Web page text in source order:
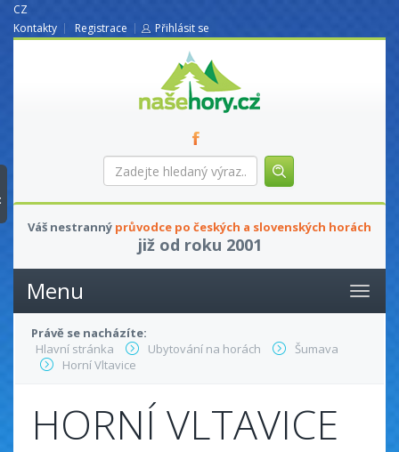
CZ
Kontakty
Registrace Přihlásit se
nasehory.cz
Zadejte
hledaný
Váš nestranný průvodce po českých a slovenských horách
již od roku 2001
Menu
Právě se nacházíte:
Hlavní stránka
Ubytování na horách
Šumava
Horní Vltavice
HORNÍ VLTAVICE